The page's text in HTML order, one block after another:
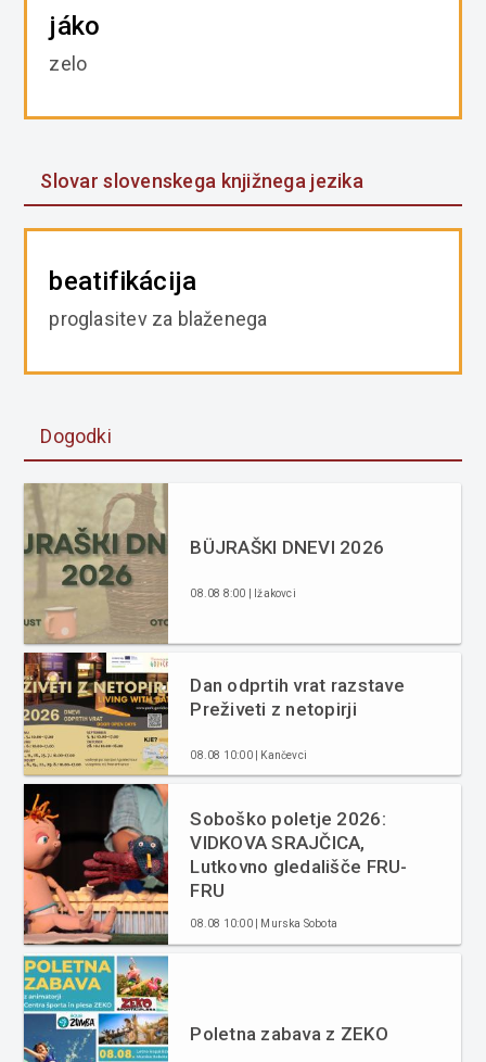
jáko
zelo
Slovar slovenskega knjižnega jezika
beatifikácija
proglasitev za blaženega
Dogodki
BÜJRAŠKI DNEVI 2026
08.08 8:00 | Ižakovci
Dan odprtih vrat razstave
Preživeti z netopirji
08.08 10:00 | Kančevci
Soboško poletje 2026:
VIDKOVA SRAJČICA,
Lutkovno gledališče FRU-
FRU
08.08 10:00 | Murska Sobota
Poletna zabava z ZEKO